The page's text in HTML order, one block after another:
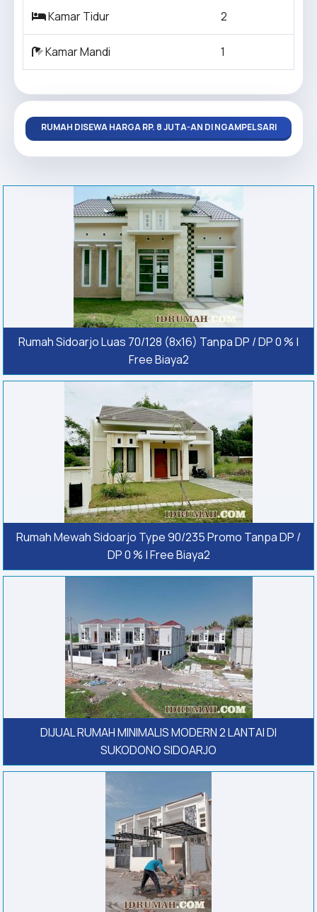
Kamar Tidur 2
Kamar Mandi 1
RUMAH DISEWA HARGA RP. 8 JUTA-AN DI NGAMPELSARI
Rumah Sidoarjo Luas 70/128 (8x16) Tanpa DP / DP 0 % |
Free Biaya2
Rumah Mewah Sidoarjo Type 90/235 Promo Tanpa DP /
DP 0 % | Free Biaya2
DIJUAL RUMAH MINIMALIS MODERN 2 LANTAI DI
SUKODONO SIDOARJO